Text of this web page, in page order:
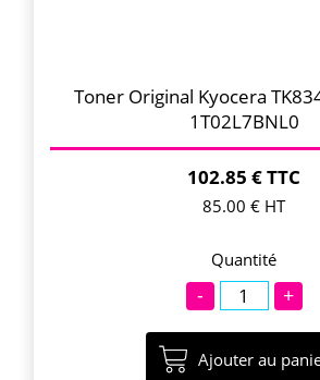
Toner Original Kyocera
1T02L7BNL0
102.85 € TTC
85.00 € HT
Quantité
- +
Ajouter au